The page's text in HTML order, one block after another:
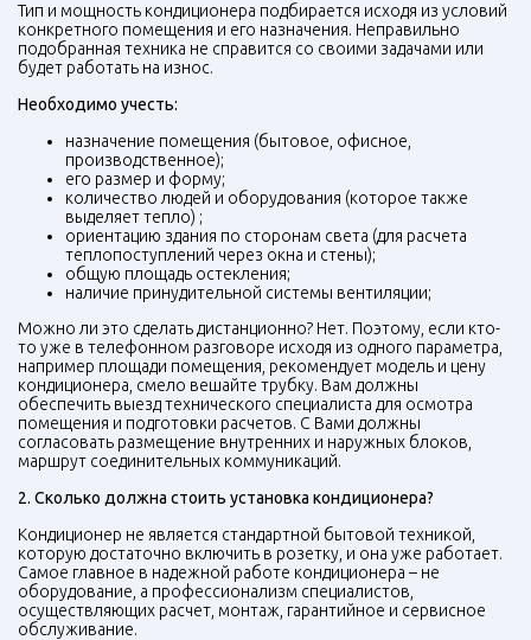
Тип и мощность кондиционера подбирается исходя из условий
конкретного помещения и его назначения. Неправильно
подобранная техника не справится со своими задачами или
будет работать на износ.
Необходимо учесть:
назначение помещения (бытовое, офисное,
производственное);
его размер и форму;
количество людей и оборудования (которое также
выделяет тепло) ;
ориентацию здания по сторонам света (для расчета
теплопоступлений через окна и стены);
общую площадь остекления;
наличие принудительной системы вентиляции;
Можно ли это сделать дистанционно? Нет. Поэтому, если кто-
то уже в телефонном разговоре исходя из одного параметра,
например площади помещения, рекомендует модель и цену
кондиционера, смело вешайте трубку. Вам должны
обеспечить выезд технического специалиста для осмотра
помещения и подготовки расчетов. С Вами должны
согласовать размещение внутренних и наружных блоков,
маршрут соединительных коммуникаций.
2. Сколько должна стоить установка кондиционера?
Кондиционер не является стандартной бытовой техникой,
которую достаточно включить в розетку, и она уже работает.
Самое главное в надежной работе кондиционера – не
оборудование, а профессионализм специалистов,
осуществляющих расчет, монтаж, гарантийное и сервисное
обслуживание.